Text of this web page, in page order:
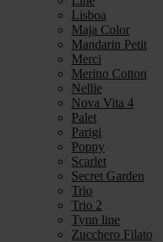
Lisboa
Maja Color
Mandarin Petit
Merci
Merino Cotton
Nellie
Nova Vita 4
Palet
Parigi
Poppy
Scarlet
Secret Garden
Trio
Trio 2
Tynn line
Zucchero Filato